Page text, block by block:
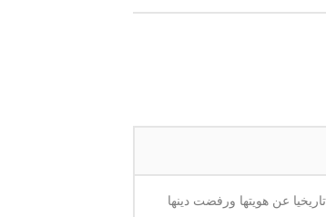
عن هويتها ورفضت دينها